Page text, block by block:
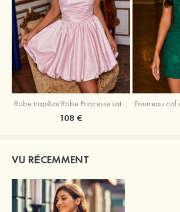
Robe trapèze Robe Princesse satin sans manches courte/mini robe de fête de la rentrée
108 €
VU RÉCEMMENT